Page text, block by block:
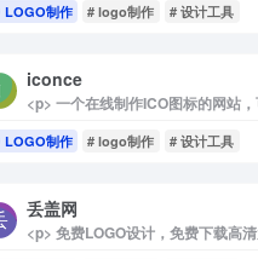
LOGO制作 # logo制作 # 设计工具
iconce
LOGO制作 # logo制作 # 设计工具
丢盖网